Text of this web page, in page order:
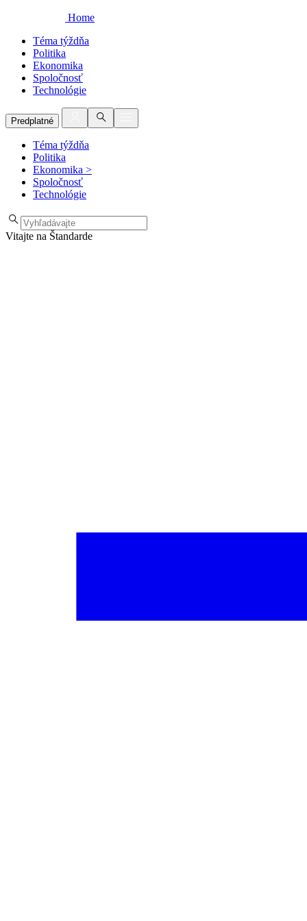
Home
Téma týždňa
Politika
Ekonomika
Spoločnosť
Technológie
Predplatné
Téma týždňa
Politika
Ekonomika >
Spoločnosť
Technológie
Vitajte na Štandarde